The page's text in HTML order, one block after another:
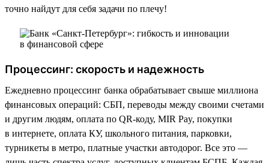
точно найдут для себя задачи по плечу!
Процессинг: скорость и надежность
Ежедневно процессинг банка обрабатывает свыше миллиона
финансовых операций: СБП, переводы между своими счетами
и другим людям, оплата по QR-коду, MIR Pay, покупки
в интернете, оплата КУ, школьного питания, парковки,
турникеты в метро, платные участки автодорог. Все это —